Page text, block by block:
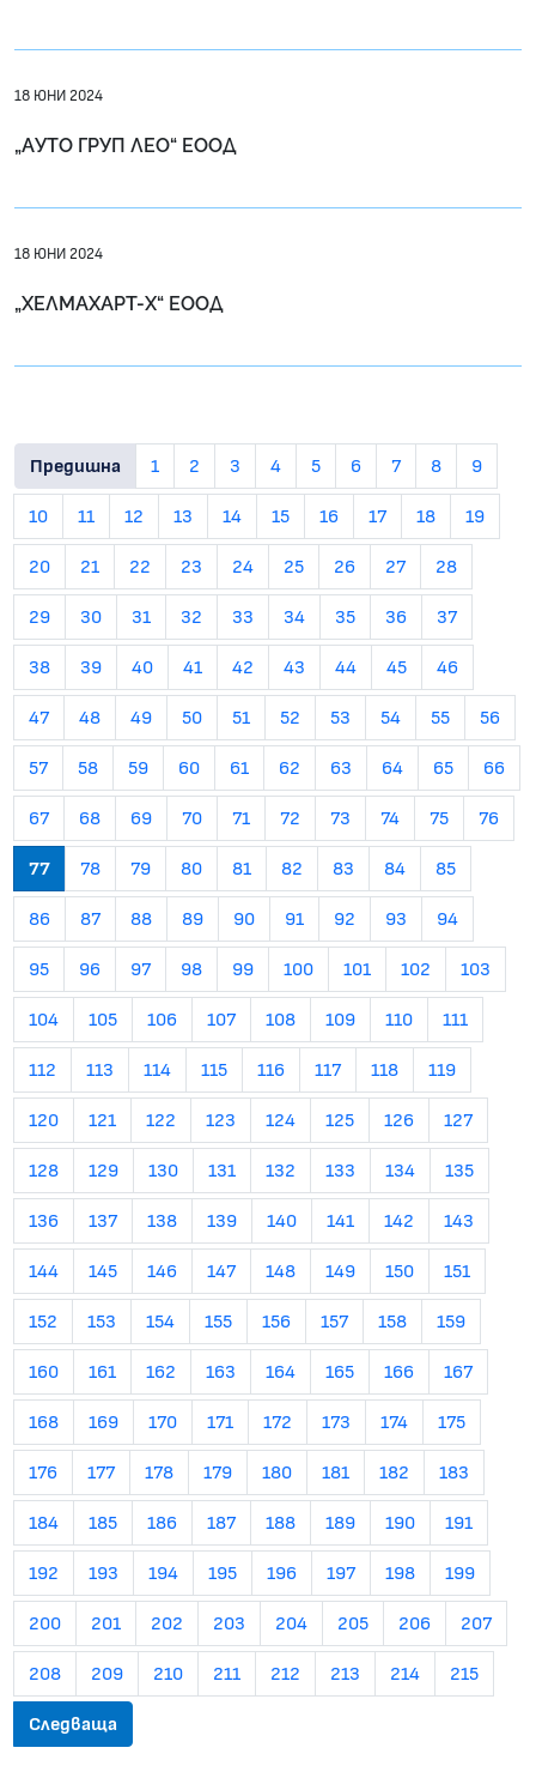
18 ЮНИ 2024
„АУТО ГРУП ЛЕО“ ЕООД
18 ЮНИ 2024
„ХЕЛМАХАРТ-Х“ ЕООД
Предишна 1 2 3 4 5 6 7 8 9
10 11 12 13 14 15 16 17 18 19
20 21 22 23 24 25 26 27 28
29 30 31 32 33 34 35 36 37
38 39 40 41 42 43 44 45 46
47 48 49 50 51 52 53 54 55 56
57 58 59 60 61 62 63 64 65 66
67 68 69 70 71 72 73 74 75 76
77 78 79 80 81 82 83 84 85
86 87 88 89 90 91 92 93 94
95 96 97 98 99 100 101 102 103
104 105 106 107 108 109 110 111
112 113 114 115 116 117 118 119
120 121 122 123 124 125 126 127
128 129 130 131 132 133 134 135
136 137 138 139 140 141 142 143
144 145 146 147 148 149 150 151
152 153 154 155 156 157 158 159
160 161 162 163 164 165 166 167
168 169 170 171 172 173 174 175
176 177 178 179 180 181 182 183
184 185 186 187 188 189 190 191
192 193 194 195 196 197 198 199
200 201 202 203 204 205 206 207
208 209 210 211 212 213 214 215
Следваща